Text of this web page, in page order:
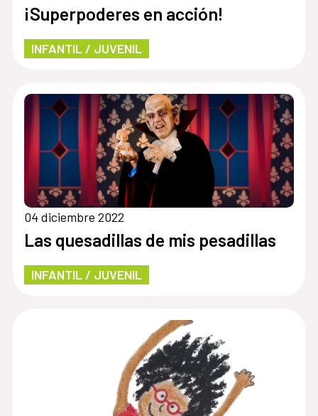
¡Superpoderes en acción!
INFANTIL / JUVENIL
04 diciembre 2022
Las quesadillas de mis pesadillas
INFANTIL / JUVENIL